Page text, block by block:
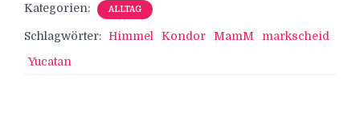
Kategorien: ALLTAG
Schlagwörter: Himmel Kondor MamM
markscheid
Yucatan